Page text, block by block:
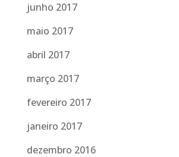
junho 2017
maio 2017
abril 2017
março 2017
fevereiro 2017
janeiro 2017
dezembro 2016